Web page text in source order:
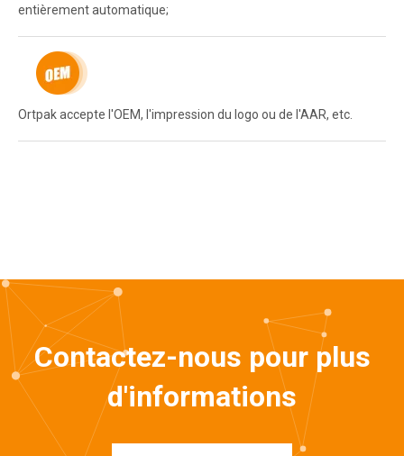
entièrement automatique;
Ortpak accepte l'OEM, l'impression du logo ou de l'AAR, etc.
Contactez-nous pour plus
d'informations